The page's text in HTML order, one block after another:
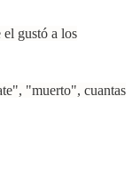
el gustó a los
"muerto", cuantas